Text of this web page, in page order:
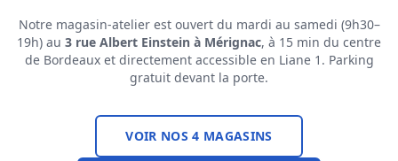
Notre magasin-atelier est ouvert du mardi au samedi (9h30–
19h) au 3 rue Albert Einstein à Mérignac, à 15 min du centre
de Bordeaux et directement accessible en Liane 1. Parking
gratuit devant la porte.
VOIR NOS 4 MAGASINS